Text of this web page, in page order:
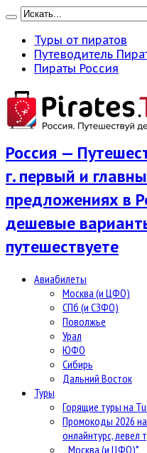
Туры от пиратов
Путеводитель
Пираты Россия
Россия —
г. первый и
предложениях в
дешевые
путешествуете
Авиабилеты
Москва (и ЦФО)
СПб (и СЗФО)
Поволжье
Урал
ЮФО
Сибирь
Дальний Восток
Туры
Горящие туры на
Промокоды 2026 на
онлайнтурс, левел
Москва (и ЦФО)*